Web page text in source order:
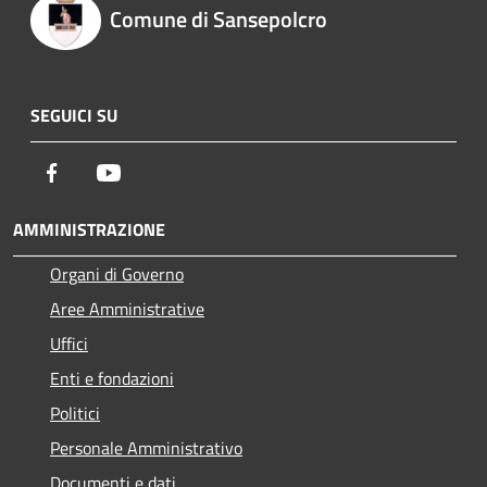
Comune di Sansepolcro
SEGUICI SU
Facebook
AMMINISTRAZIONE
Organi di Governo
Aree Amministrative
Uffici
Enti e fondazioni
Politici
Personale Amministrativo